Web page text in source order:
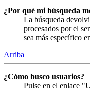
¿Por qué mi búsqueda
La búsqueda
procesados por el
sea más específico
Arriba
¿Cómo busco usuarios?
Pulse en el enlace